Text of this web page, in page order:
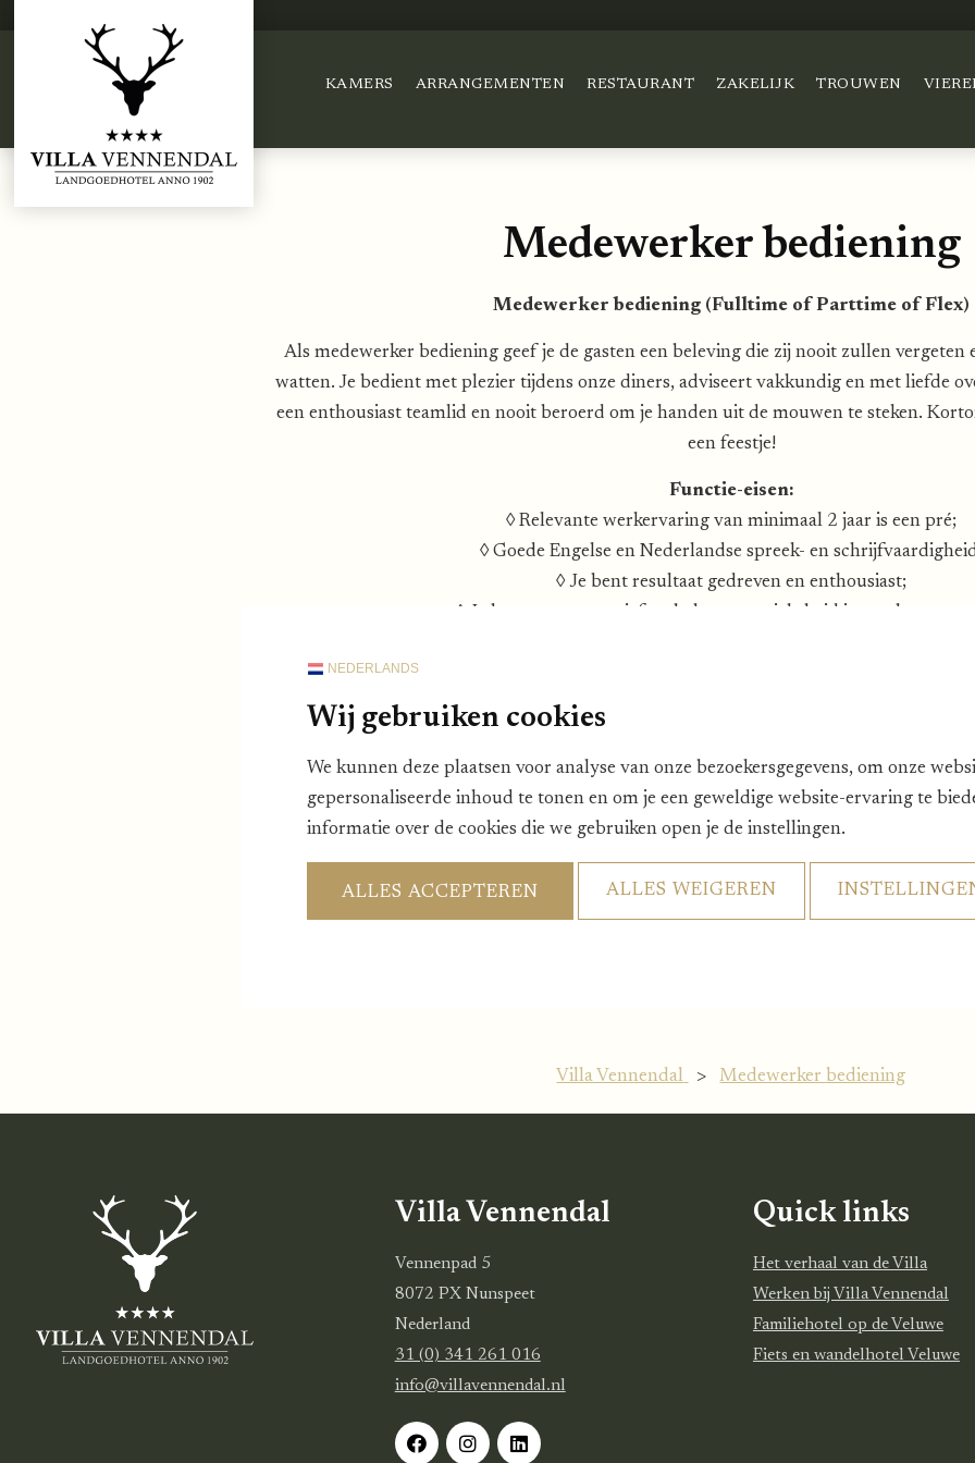
KAMERS ARRANGEMENTEN RESTAURANT ZAKELIJK TROUWEN
Medewerker bediening
Medewerker bediening (Fulltime of Parttime of Flex)
Als medewerker bediening geef je de gasten een beleving die zij nooit zullen vergeten
watten. Je bedient met plezier tijdens onze diners, adviseert vakkundig en met liefde
een enthousiast teamlid en nooit beroerd om je handen uit de mouwen te steken.
een feestje!
Functie-eisen:
◊ Relevante werkervaring van minimaal 2 jaar is een pré;
◊ Goede Engelse en Nederlandse spreek- en
◊ Je bent resultaat gedreven en enthousiast;
Je bent woonachtig binnen een straal van 30 km vanaf Nunspeet waarbij het geen
Zit gastvrijheid in jouw bloed en ben jij een echte vrolijke
Wij drinken heel graag een kop koffie met je!
Villa Vennendal >Medewerker bediening
Villa Vennendal
Vennenpad 5
8072 PX Nunspeet
Nederland
31 (0) 341 261 016
info@villavennendal.nl
Quick links
Het verhaal van de Villa
Werken bij Villa Vennendal
Familiehotel op de Veluwe
Fiets en wandelhotel Veluwe
NEDERLANDS
Wij gebruiken cookies
We kunnen deze plaatsen voor analyse van onze bezoekersgegevens, om onze
gepersonaliseerde inhoud te tonen en om je een geweldige website-ervaring te
informatie over de cookies die we gebruiken open je de instellingen.
ALLES ACCEPTEREN ALLES WEIGEREN